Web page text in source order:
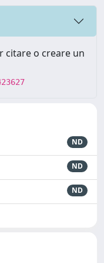
citare o creare un
ND
ND
ND